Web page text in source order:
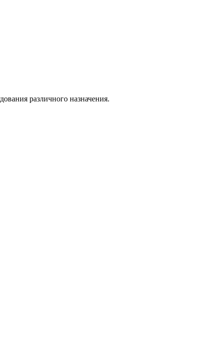
различного назначения.